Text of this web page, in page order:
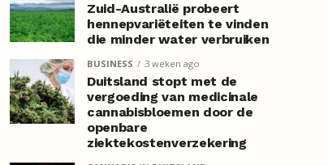
Zuid-Australië probeert
hennepvariëteiten te vinden
die minder water verbruiken
BUSINESS 3 weken ago
Duitsland stopt met de
vergoeding van medicinale
cannabisbloemen door de
openbare
ziektekostenverzekering